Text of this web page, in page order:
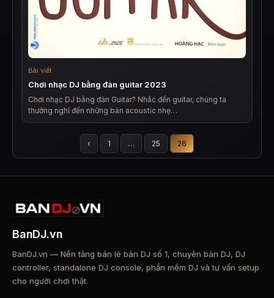
Bài viết
Chơi nhạc DJ bằng đàn guitar 2023
Chơi nhạc DJ bằng đàn Guitar? Nhắc đến guitar, chúng ta
thường nghĩ đến những bản acoustic nhẹ…
Phân
trang
bài
‹ 1 … 25 26
BanDJ.vn
BanDJ.vn — Nền tảng bán lẻ bàn DJ số 1, chuyên bàn DJ, DJ
controller, standalone DJ console, phần mềm DJ và tư vấn setup
cho người chơi thật.